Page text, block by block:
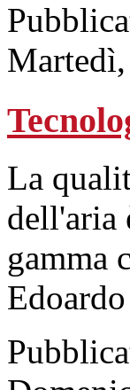
La
dell'aria
gamma